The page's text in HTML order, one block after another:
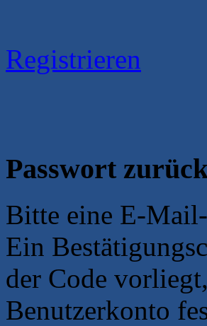
Registrieren
Passwort
Bitte eine E-
Ein
der Code
Benutzerkonto